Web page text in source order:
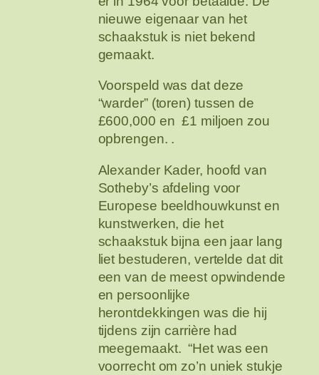
nieuwe eigenaar van het
schaakstuk is niet bekend
gemaakt.
Voorspeld was dat deze
“warder” (toren) tussen de
£600,000 en £1 miljoen zou
opbrengen. .
Alexander Kader, hoofd van
Sotheby’s afdeling voor
Europese beeldhouwkunst en
kunstwerken, die het
schaakstuk bijna een jaar lang
liet bestuderen, vertelde dat dit
een van de meest opwindende
en persoonlijke
herontdekkingen was die hij
tijdens zijn carrière had
meegemaakt. “Het was een
voorrecht om zo’n uniek stukje